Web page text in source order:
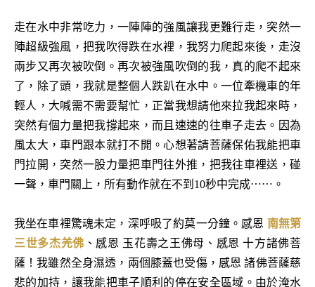
走在水中非常吃力，一陣陣的強風讓我更難行走，突然一
陣超級強風，把我吹得跌在水裡，我努力爬起來後，走沒
兩步又再次被吹倒。再次被強風吹倒的我，真的爬不起來
了，除了頭，我就是整個人跌趴在水中。一位牽機車的年
輕人，大喊需不需要幫忙，正當我想請他來拉我起來時，
突然有個力量把我撐起來，而且速速的往車子走去。因為
風太大，車門跟本就打不開。心想著請菩薩保佑我能把車
門拉開，突然一股力量把車門往外推，把我往車裡送，碰
一聲，車門關上，所有動作就在不到10秒中完成⋯⋯。
我坐在車裡驚魂未定，深呼吸了約莫一分鐘。感恩 南無第
三世多杰羌佛 、感恩 玉花壽之王佛母、感恩 十方諸佛菩
薩！我雖然全身濕透，兩個膝蓋也受傷，感恩 諸佛菩薩慈
悲的加持，讓我能把車子順利的停在安全區域。由於淹水